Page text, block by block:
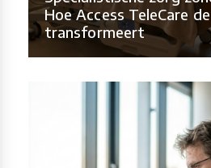
Hoe Access TeleCare
transformeert